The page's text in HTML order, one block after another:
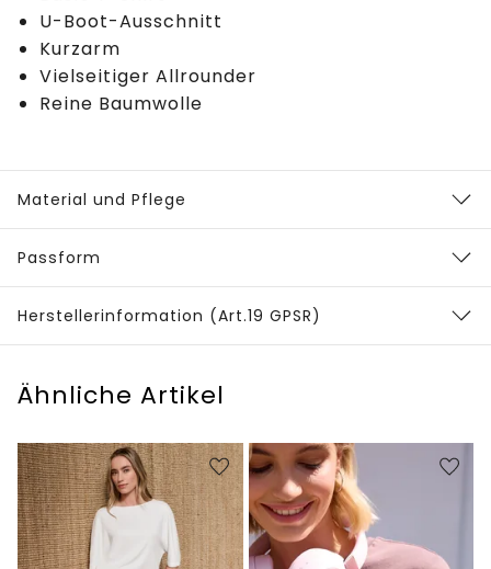
U-Boot-Ausschnitt
Kurzarm
Vielseitiger Allrounder
Reine Baumwolle
Material und Pflege
Passform
Herstellerinformation (Art.19 GPSR)
Ähnliche Artikel